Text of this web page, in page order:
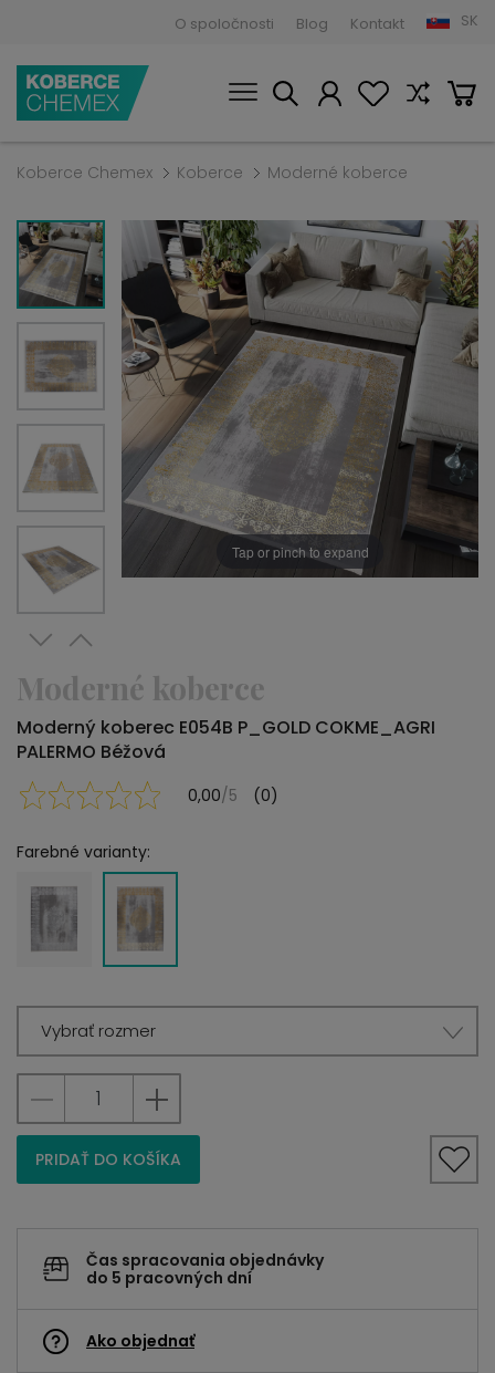
O spoločnosti Blog Kontakt SK
Koberce Chemex Koberce Moderné koberce
Tap or pinch to expand
Moderné koberce
Moderný koberec E054B P_GOLD COKME_AGRI
PALERMO Béžová
0,00/5 (0)
Farebné varianty:
Vybrať rozmer
PRIDAŤ DO KOŠÍKA
Čas spracovania objednávky
do 5 pracovných dní
Ako objednať